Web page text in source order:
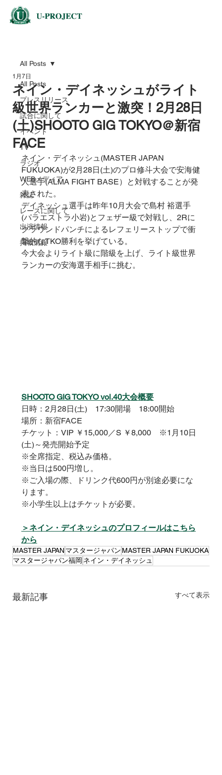
All Posts
プレスリリース
試合に関して
イベント
TV
ラジオ
WEBメディア
雑誌
レースに関して
出演情報
掲載情報
All Posts
ネイン・デイネッシュがライト
級世界ランカーと激突！2月28日
(土)SHOOTO GIG TOKYO＠新宿
FACE
1月7日
ネイン・デイネッシュ(MASTER JAPAN
FUKUOKA)が2月28日(土)のプロ修斗大会で安海健
人選手(ALMA FIGHT BASE）と対戦することが発
表された。
デイネッシュ選手は昨年10月大会で島村 裕選手
(パラエストラ小岩)とフェザー級で対戦し、2Rに
グラウンドパンチによるレフェリーストップで衝
撃的なTKO勝利を挙げている。
今大会よりライト級に階級を上げ、ライト級世界
ランカーの安海選手相手に挑む。
SHOOTO GIG TOKYO vol.40大会概要
日時：2月28日(土)　17:30開場　18:00開始
場所：新宿FACE
チケット：VIP ￥15,000／S ￥8,000　※1月10日
(土)～発売開始予定
※全席指定、税込み価格。
※当日は500円増し。
※ご入場の際、ドリンク代600円が別途必要にな
ります。
※小学生以上はチケットが必要。
＞ネイン・デイネッシュのプロフィールはこちら
から
MASTER JAPAN マスタージャパン MASTER JAPAN FUKUOKA
マスタージャパン福岡 ネイン・デイネッシュ
最新記事 すべて表示